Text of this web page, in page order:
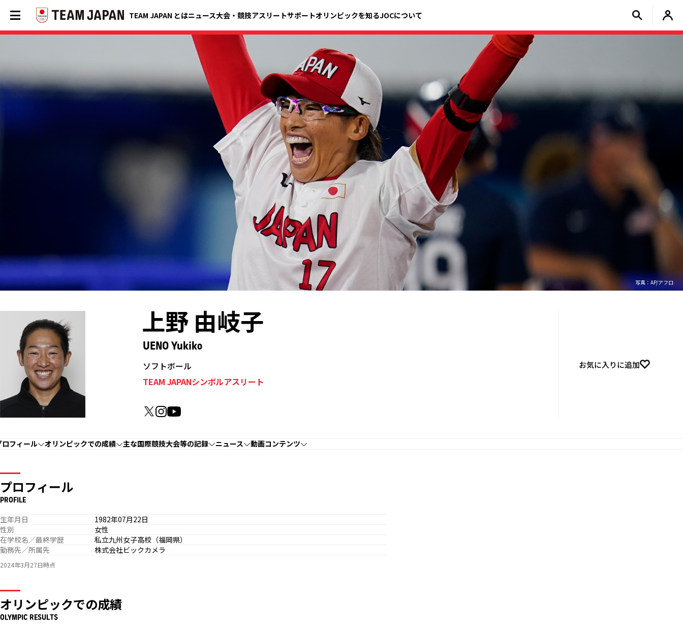
TEAM JAPAN とはニュース大会・競技アスリートサポートオリンピックを知るJOCについて
写真：AP/アフロ
上野 由岐子
UENO Yukiko
ソフトボール
TEAM JAPANシンボルアスリート
お気に入りに追加
ロフィール オリンピックでの成績 主な国際競技大会等の記録 ニュース 動画コンテンツ
プロフィール
PROFILE
生年月日
1982年07月22日
性別
女性
在学校名／最終学歴
私立九州女子高校（福岡県）
勤務先／所属先
株式会社ビックカメラ
2024年3月27日時点
オリンピックでの成績
OLYMPIC RESULTS